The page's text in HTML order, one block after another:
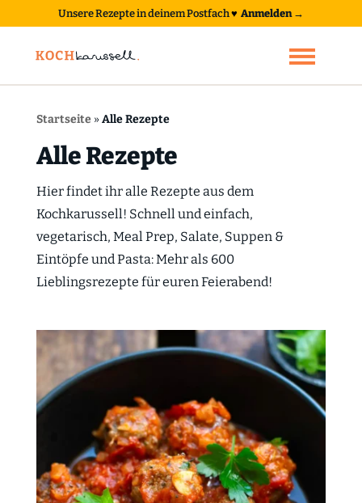
Unsere Rezepte in deinem Postfach♥ Anmelden →
Startseite»Alle Rezepte
Alle Rezepte
Hier findet ihr alle Rezepte aus dem
Kochkarussell! Schnell und einfach,
vegetarisch, Meal Prep, Salate, Suppen &
Eintöpfe und Pasta: Mehr als 600
Lieblingsrezepte für euren Feierabend!